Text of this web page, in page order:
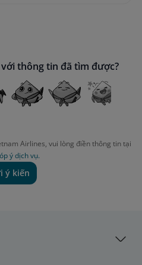
thông tin đã tìm được?
Airlines, vui lòng điền thông tin tại
ý dịch vụ.
ý kiến